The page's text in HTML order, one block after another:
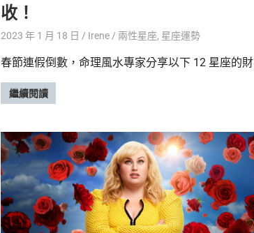
收！
2023 年 1 月 18 日 Irene 兩性星座, 星座運勢
春節連假倒數，命理風水專家分享以下 12 星座的財
繼續閱讀